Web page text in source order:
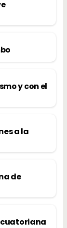
y con el
a la
de